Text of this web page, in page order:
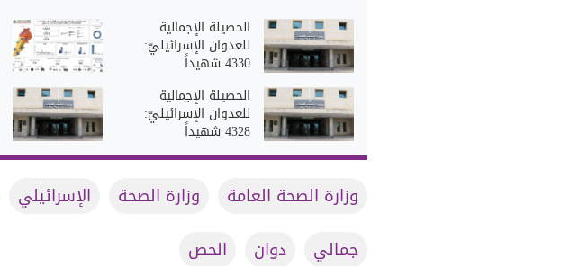
الحصيلة الإجمالية
للعدوان الإسرائيليّ:
4330 شهيداً
الحصيلة الإجمالية
للعدوان الإسرائيليّ:
4328 شهيداً
وزارة الصحة العامة وزارة الصحة الإسرائيلي
جمالي
دوان الحص